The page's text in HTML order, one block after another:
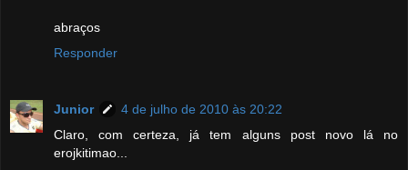
abraços
Responder
Junior
4 de julho de 2010 às 20:22
Claro, com certeza, já tem alguns post novo lá no
erojkitimao...